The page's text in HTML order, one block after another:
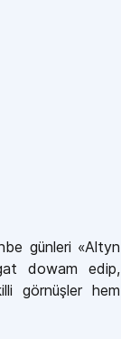
günleri «Altyn
dowam edip,
görnüşler hem